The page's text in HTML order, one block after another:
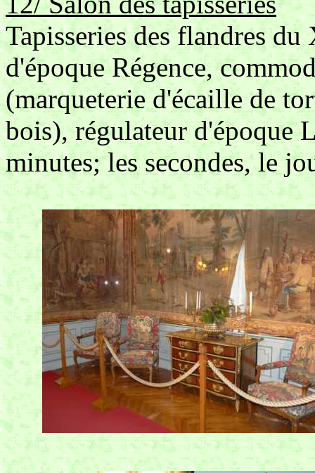
Tapisseries des flandres
d'époque Régence,
(marqueterie d'écaille de
bois), régulateur d'époque
minutes; les secondes, le